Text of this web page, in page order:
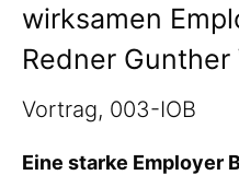
wirksamen
Redner Gunther
Vortrag, 003-IOB
Eine starke Employer